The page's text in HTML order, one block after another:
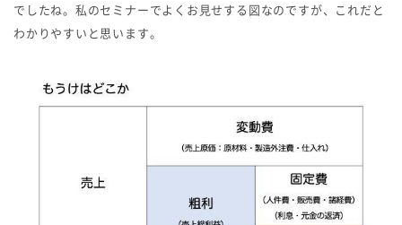
でしたね。私のセミナーでよくお見せする図なのですが、これだと
わかりやすいと思います。